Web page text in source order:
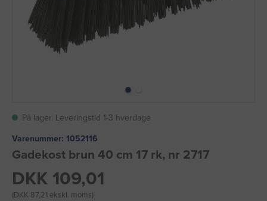
På lager. Leveringstid 1-3 hverdage
Varenummer: 1052116
Gadekost brun 40 cm 17 rk, nr 2717
DKK 109,01
(DKK 87,21 ekskl. moms)